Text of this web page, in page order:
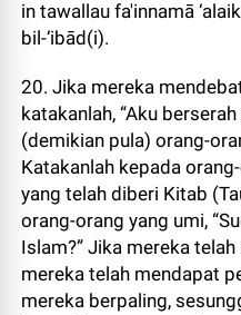
in tawallau fa'innamā
bil-‘ibād(i).
20. Jika mereka
katakanlah, “Aku
(demikian pula) orang-
Katakanlah kepada
yang telah diberi Kitab
orang-orang yang umi,
Islam?” Jika mereka
mereka telah mendapat
mereka berpaling,